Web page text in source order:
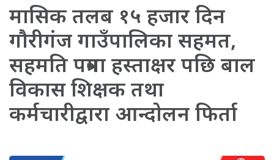
मासिक तलब १५ हजार दिन
गाैरीगंज गाउँपालिका सहमत,
सहमति पत्रमा हस्ताक्षर पछि बाल
विकास शिक्षक तथा
कर्मचारीद्वारा आन्दाेलन फिर्ता